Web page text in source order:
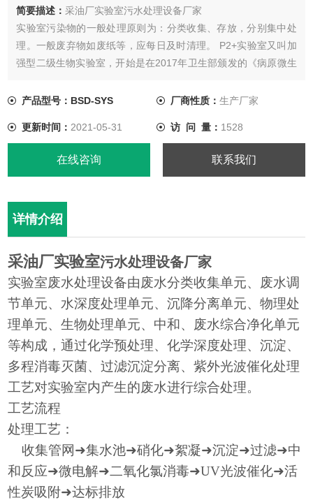
简要描述： 采油厂实验室污水处理设备厂家
实验室污染物的一般处理原则为：分类收集、存放，分别集中处
理。一般废弃物如废纸等，应每日及时清理。 P2+实验室又叫加
强型二级生物实验室，开始是在2017年卫生部颁发的《病原微生
是这样的。
产品型号：BSD-SYS 厂商性质： 生产厂家
更新时间： 2021-05-31 访 问 量： 1528
在线咨询 联系我们
详情介绍
采油厂实验室污水处理设备厂家
实验室废水处理设备由废水分类收集单元、废水调
节单元、水深度处理单元、沉降分离单元、物理处
理单元、生物处理单元、中和、废水综合净化单元
等构成，通过化学预处理、化学深度处理、沉淀、
多程消毒灭菌、过滤沉淀分离、紫外光波催化处理
工艺对实验室内产生的废水进行综合处理。
工艺流程
处理工艺：
收集管网➜集水池➜硝化➜絮凝➜沉淀➜过滤➜中
和反应➜微电解➜二氧化氯消毒➜UV光波催化➜活
性炭吸附➜达标排放